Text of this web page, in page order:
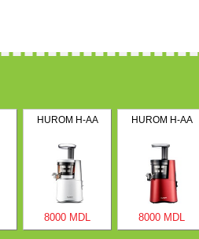
HUROM H-AA
8000 MDL
HUROM H-AA
8000 MDL